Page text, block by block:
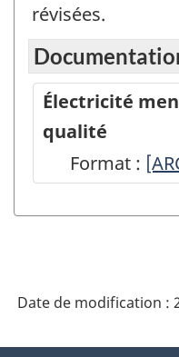
révisées.
Électricité
qualité
Format :
-
-
Date de modification :